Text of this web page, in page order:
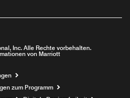
Inc. Alle Rechte vorbehalten.
von Marriott
zum Programm